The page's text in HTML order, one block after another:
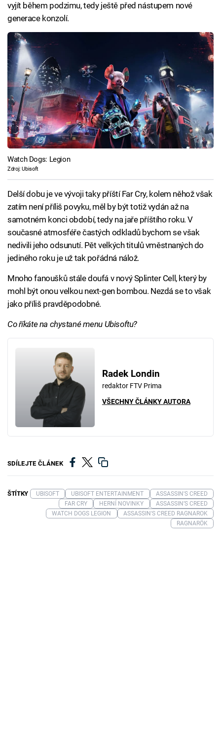
vyjít během podzimu, tedy ještě před nástupem nové
generace konzolí.
Watch Dogs: Legion
Zdroj: Ubisoft
Delší dobu je ve vývoji taky příští Far Cry, kolem něhož však
zatím není příliš povyku, měl by být totiž vydán až na
samotném konci období, tedy na jaře příštího roku. V
současné atmosféře častých odkladů bychom se však
nedivili jeho odsunutí. Pět velkých titulů vměstnaných do
jediného roku je už tak pořádná nálož.
Mnoho fanoušků stále doufá v nový Splinter Cell, který by
mohl být onou velkou next-gen bombou. Nezdá se to však
jako příliš pravděpodobné.
Co říkáte na chystané menu Ubisoftu?
Radek Londin
redaktor FTV Prima
VŠECHNY ČLÁNKY AUTORA
SDÍLEJTE ČLÁNEK
ŠTÍTKY UBISOFT UBISOFT ENTERTAINMENT
ASSASSIN'S CREED
FAR CRY
HERNÍ NOVINKY
ASSASSIN’S CREED
WATCH DOGS LEGION
ASSASSIN'S CREED RAGNAROK
RAGNARÖK